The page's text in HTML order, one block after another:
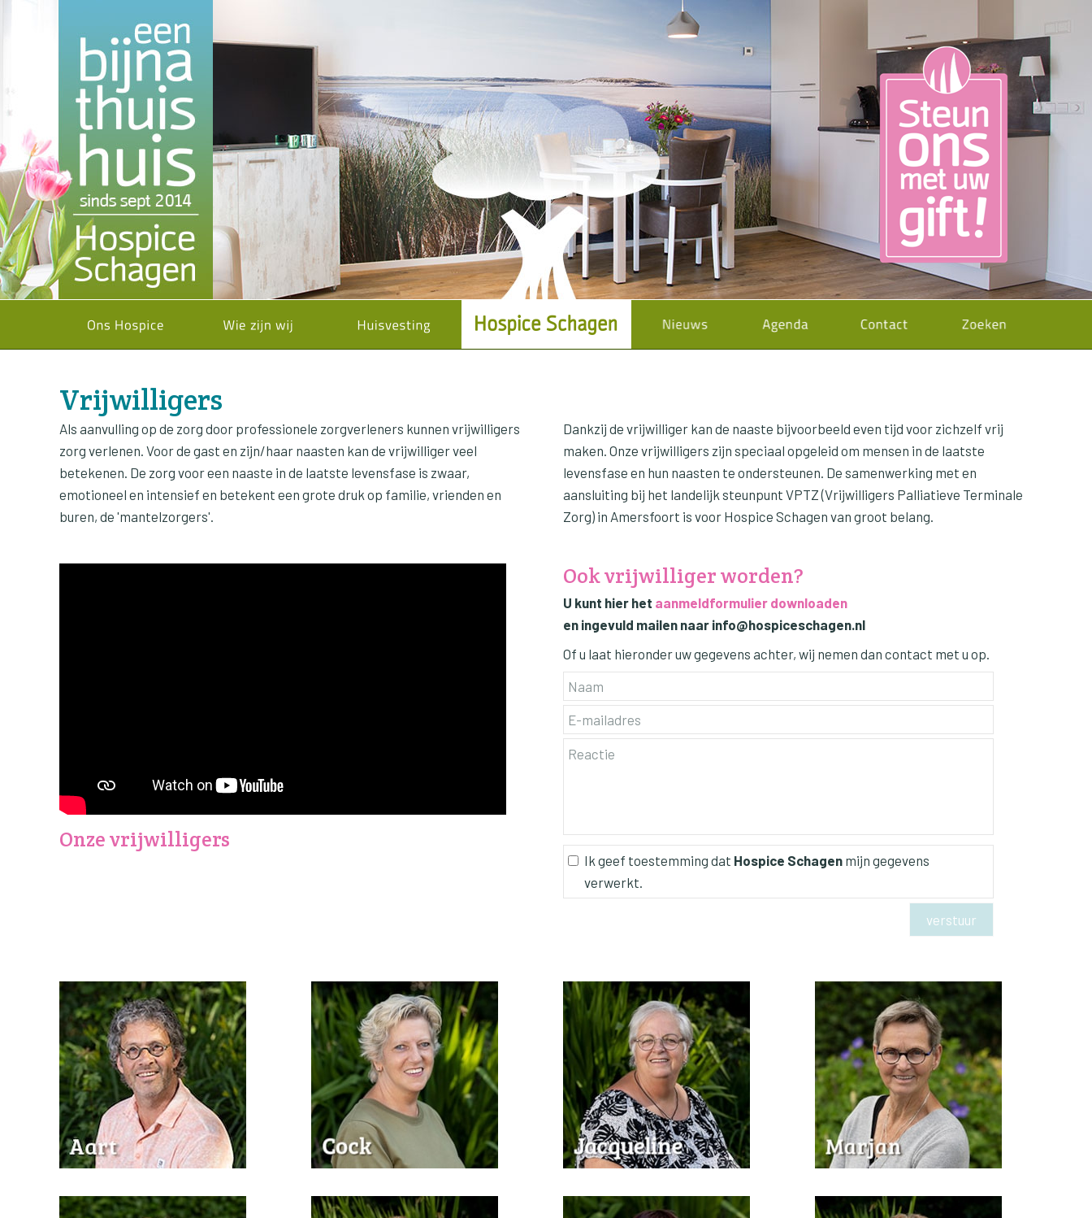
Vrijwilligers
Als aanvulling op de zorg door professionele zorgverleners kunnen vrijwilligers
zorg verlenen. Voor de gast en zijn/haar naasten kan de vrijwilliger veel
betekenen. De zorg voor een naaste in de laatste levensfase is zwaar,
emotioneel en intensief en betekent een grote druk op familie, vrienden en
buren, de 'mantelzorgers'.
Onze vrijwilligers
Dankzij de vrijwilliger kan de naaste bijvoorbeeld even tijd voor zichzelf vrij
maken. Onze vrijwilligers zijn speciaal opgeleid om mensen in de laatste
levensfase en hun naasten te ondersteunen. De samenwerking met en
aansluiting bij het landelijk steunpunt VPTZ (Vrijwilligers Palliatieve Terminale
Zorg) in Amersfoort is voor Hospice Schagen van groot belang.
Ook vrijwilliger worden?
U kunt hier het aanmeldformulier downloaden
en ingevuld mailen naar info@hospiceschagen.nl
Of u laat hieronder uw gegevens achter, wij nemen dan contact met u op.
Ik geef toestemming dat Hospice Schagen mijn gegevens
verwerkt.